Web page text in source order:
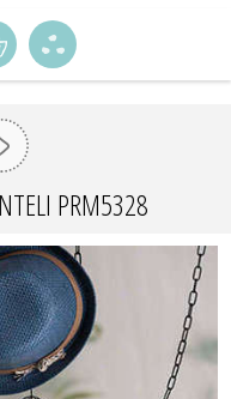
PRM5328